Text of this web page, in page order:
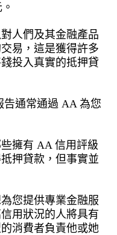
人們及其金融產品
易，這是獲得許多
投入真實的抵押貸
告通常通過 AA 為您
擁有 AA 信用評級
押貸款，但事實並
您提供專業金融服
用狀況的人將具有
消費者負責他或她